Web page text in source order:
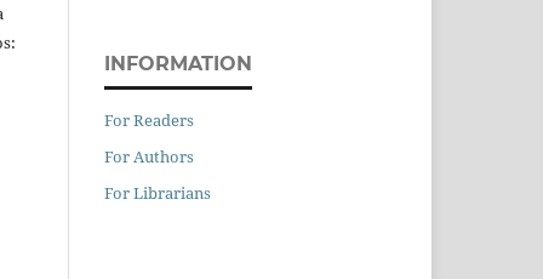
INFORMATION
For Readers
For Authors
For Librarians